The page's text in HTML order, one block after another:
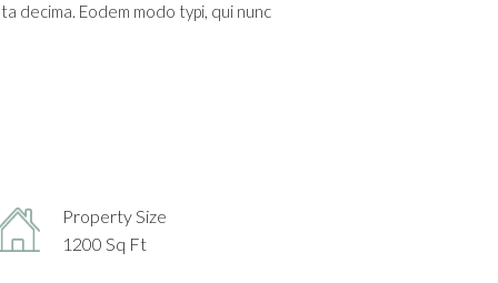
decima. Eodem modo typi, qui nunc
Property Size
1200 Sq Ft